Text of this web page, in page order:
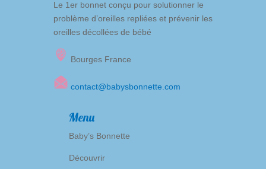
Le 1er bonnet conçu pour solutionner le
problème d’oreilles repliées et prévenir les
oreilles décollées de bébé
Bourges France
contact@babysbonnette.com
Menu
Baby’s Bonnette
Découvrir